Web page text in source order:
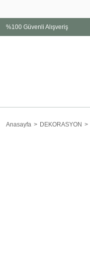
%100 Güvenli Alışveriş
Anasayfa DEKORASYON